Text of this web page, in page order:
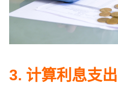
3. 计算利息支出